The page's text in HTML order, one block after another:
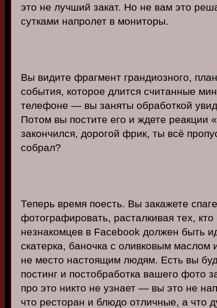
это не лучший закат. Но не вам это
сутками напролет в мониторы.
Вы видите фрагмент грандиозного,
события, которое длится считанные
телефоне — вы заняты обработкой
Потом вы постите его и ждете реакции
закончился, дорогой фрик, ты всё
собрал?
Теперь время поесть. Вы закажете
фотографировать, расталкивая тех,
незнакомцев в Facebook должен быть
скатерка, баночка с оливковым
не место настоящим людям. Есть вы
постинг и постобработка вашего фото
про это никто не узнает — вы это не
что ресторан и блюдо отличные, а что